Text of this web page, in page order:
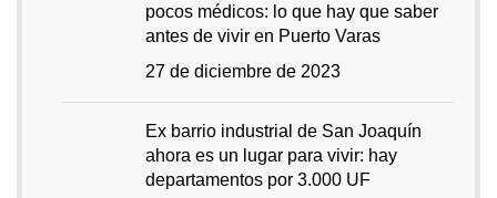
pocos médicos: lo que hay que saber
antes de vivir en Puerto Varas
27 de diciembre de 2023
Ex barrio industrial de San Joaquín
ahora es un lugar para vivir: hay
departamentos por 3.000 UF